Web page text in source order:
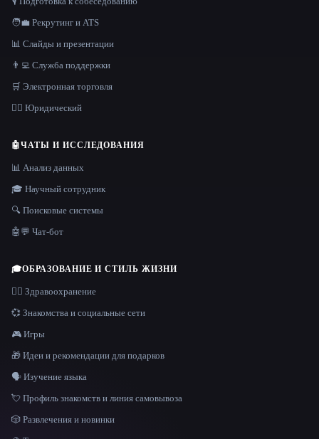
🧑‍💼 Рекрутинг и ATS
📊 Слайды и презентации
👨‍💻 Служба поддержки
🛒 Электронная торговля
👩‍⚖️ Юридический
🤖ЧАТЫ И ИССЛЕДОВАНИЯ
📊 Анализ данных
🎓 Научный сотрудник
🔍 Поисковые системы
🤖💬 Чат-бот
🎓ОБРАЗОВАНИЕ И СТИЛЬ ЖИЗНИ
👩‍⚕️ Здравоохранение
💞 Знакомства и социальные сети
🎮 Игры
🎁 Идеи и рекомендации для подарков
🗣️ Изучение языка
💘 Профиль знакомств и линия самовывоза
🎲 Развлечения и новинки